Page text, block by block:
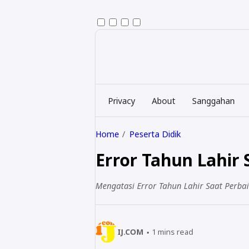
Privacy About Sanggahan
Home Peserta Didik
Error Tahun Lahir
Mengatasi Error Tahun Lahir Saat
IJ.COM 1 mins read